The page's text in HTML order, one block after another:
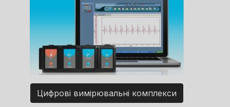
Цифрові вимірювальні комплекси